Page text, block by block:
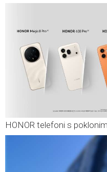
HONOR telefoni s